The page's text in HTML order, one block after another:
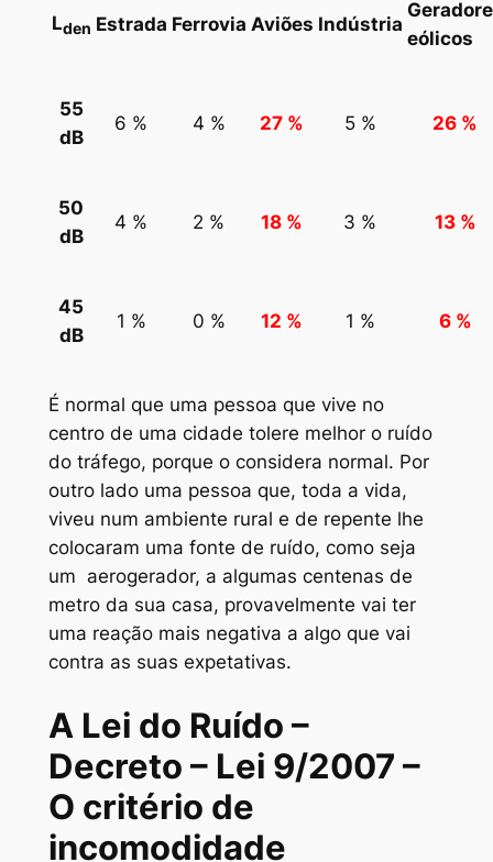
Lden Estrada Ferrovia Aviões Indústria
eólicos
55
dB
6 % 4 % 27 % 5 % 26 %
50
dB
4 % 2 % 18 % 3 % 13 %
45
dB
1 % 0 % 12 % 1 % 6 %
É normal que uma pessoa que vive no
centro de uma cidade tolere melhor o ruído
do tráfego, porque o considera normal. Por
outro lado uma pessoa que, toda a vida,
viveu num ambiente rural e de repente lhe
colocaram uma fonte de ruído, como seja
um aerogerador, a algumas centenas de
metro da sua casa, provavelmente vai ter
uma reação mais negativa a algo que vai
contra as suas expetativas.
A Lei do Ruído –
Decreto – Lei 9/2007 –
O critério de
incomodidade